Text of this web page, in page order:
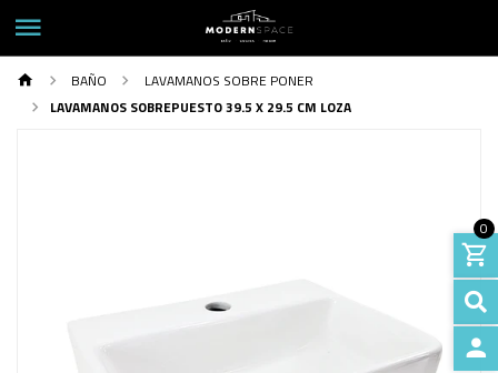
0
BAÑO
LAVAMANOS SOBRE PONER
LAVAMANOS SOBREPUESTO 39.5 X 29.5 CM LOZA